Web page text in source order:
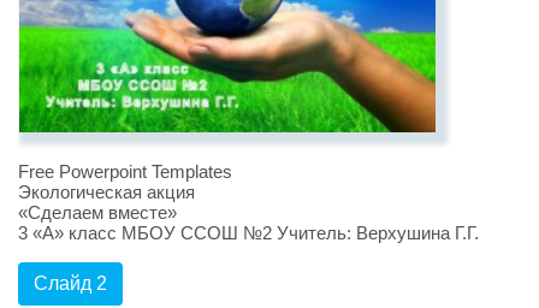
Free Powerpoint Templates
Экологическая акция
«Сделаем вместе»
3 «А» класс МБОУ ССОШ №2 Учитель: Верхушина Г.Г.
Слайд 2